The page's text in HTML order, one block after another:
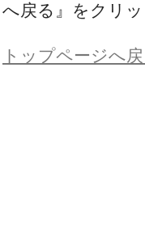
へ戻る』をクリ
トップページへ